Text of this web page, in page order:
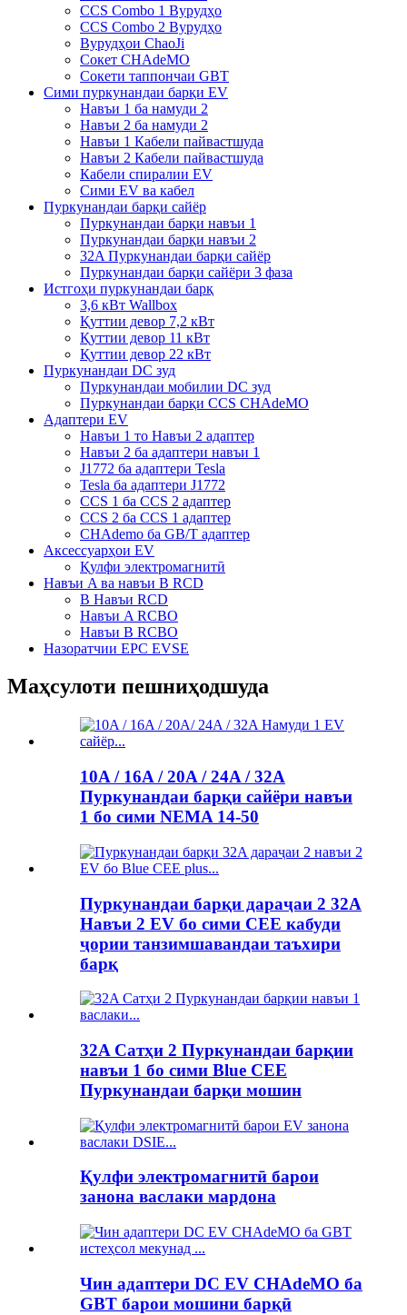
CCS Combo 1 Вурудҳо
CCS Combo 2 Вурудҳо
Вурудҳои ChaoJi
Сокет CHAdeMO
Сокети таппончаи GBT
Сими пуркунандаи барқи EV
Навъи 1 ба намуди 2
Навъи 2 ба намуди 2
Навъи 1 Кабели пайвастшуда
Навъи 2 Кабели пайвастшуда
Кабели спиралии EV
Сими EV ва кабел
Пуркунандаи барқи сайёр
Пуркунандаи барқи навъи 1
Пуркунандаи барқи навъи 2
32A Пуркунандаи барқи сайёр
Пуркунандаи барқи сайёри 3 фаза
Истгоҳи пуркунандаи барқ
3,6 кВт Wallbox
Қуттии девор 7,2 кВт
Қуттии девор 11 кВт
Қуттии девор 22 кВт
Пуркунандаи DC зуд
Пуркунандаи мобилии DC зуд
Пуркунандаи барқи CCS CHAdeMO
Адаптери EV
Навъи 1 то Навъи 2 адаптер
Навъи 2 ба адаптери навъи 1
J1772 ба адаптери Tesla
Tesla ба адаптери J1772
CCS 1 ба CCS 2 адаптер
CCS 2 ба CCS 1 адаптер
CHAdemo ба GB/T адаптер
Аксессуарҳои EV
Қулфи электромагнитӣ
Навъи A ва навъи B RCD
B Навъи RCD
Навъи A RCBO
Навъи B RCBO
Назоратчии EPC EVSE
Маҳсулоти пешниҳодшуда
10A / 16A / 20A / 24A / 32A
Пуркунандаи барқи сайёри навъи
1 бо сими NEMA 14-50
Пуркунандаи барқи дараҷаи 2 32A
Навъи 2 EV бо сими CEE кабуди
ҷории танзимшавандаи таъхири
барқ
32A Сатҳи 2 Пуркунандаи барқии
навъи 1 бо сими Blue CEE
Пуркунандаи барқи мошин
Қулфи электромагнитӣ барои
занона васлаки мардона
Чин адаптери DC EV CHAdeMO ба
GBT барои мошини барқӣ